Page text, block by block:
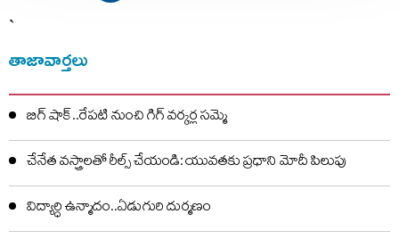
`
తాజావార్తలు
బిగ్ షాక్..రేపటి నుంచి గిగ్ వర్కర్ల సమ్మె
చేనేత వస్త్రాలతో రీల్స్ చేయండి: యువతకు ప్రధాని మోదీ పిలుపు
విద్యార్ధి ఉన్మాదం..ఏడుగురి దుర్మణం